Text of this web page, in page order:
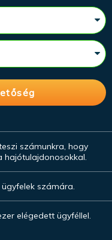
számunkra, hogy
hajótulajdonosokkal.
számára.
elégedett ügyféllel.